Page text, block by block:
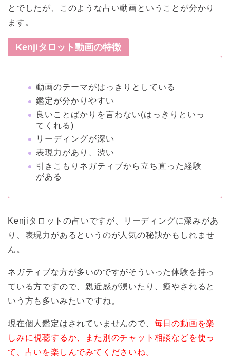
とでしたが、このような占い動画ということが分かり
ます。
Kenjiタロット動画の特徴
動画のテーマがはっきりとしている
鑑定が分かりやすい
良いことばかりを言わない(はっきりといっ
てくれる)
リーディングが深い
表現力があり、渋い
引きこもりネガティブから立ち直った経験
がある
Kenjiタロットの占いですが、リーディングに深みがあ
り、表現力があるというのが人気の秘訣かもしれませ
ん。
ネガティブな方が多いのですがそういった体験を持っ
ている方ですので、親近感が湧いたり、癒やされると
いう方も多いみたいですね。
現在個人鑑定はされていませんので、 毎日の動画を楽
しみに視聴するか、また別のチャット相談などを使っ
て、占いを楽しんでみてくださいね。